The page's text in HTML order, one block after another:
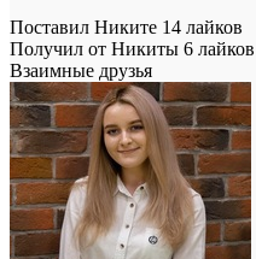
Поставил Никите 14 лайков
Получил от Никиты 6 лайков
Взаимные друзья